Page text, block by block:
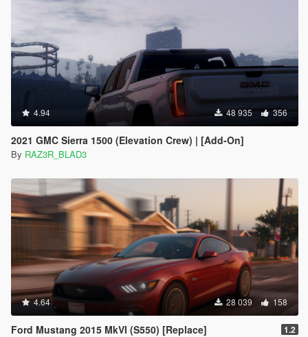
4.94 48 935 356
2021 GMC Sierra 1500 (Elevation Crew) | [Add-On]
By RAZ3R_BLAD3
4.64 28 039 158
Ford Mustang 2015 MkVI (S550) [Replace] 1.2